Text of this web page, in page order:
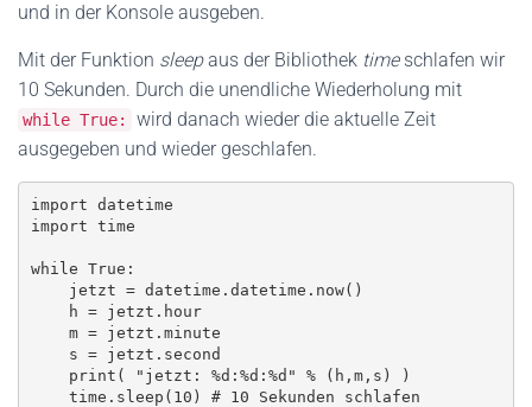
und in der Konsole ausgeben.
Mit der Funktion sleepaus der Bibliothek timeschlafen wir
10 Sekunden. Durch die unendliche Wiederholung mit
while True:
wird danach wieder die aktuelle Zeit
ausgegeben und wieder geschlafen.
import datetime
import time
while True:
    time.sleep(10) # 10 Sekunden schlafen